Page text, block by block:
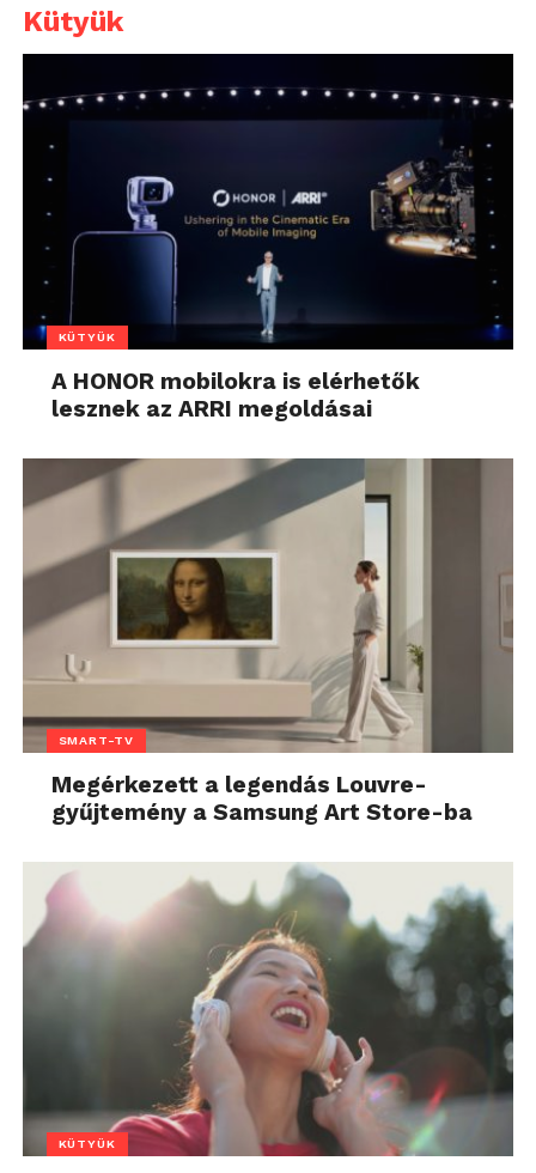
Kütyük
KÜTYÜK
A HONOR mobilokra is elérhetők
lesznek az ARRI megoldásai
SMART-TV
Megérkezett a legendás Louvre-
gyűjtemény a Samsung Art Store-ba
KÜTYÜK